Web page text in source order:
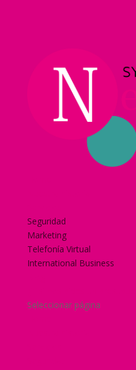
Seguridad
Marketing
Telefonía Virtual
International Business
Seleccionar página